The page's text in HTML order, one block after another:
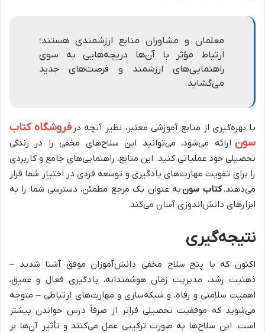
معلمان و مشاوران منابع ارزشمندی هستند؛
ارتباط مؤثر با آن‌ها دریچه‌هایی به سوی
راهنمایی‌های ارزشمند و فرصت‌های جدید
می‌گشاید.
با بهره‌گیری از منابع آموزشی معتبر، نظیر آنچه در فروشگاه کتاب
سون ارائه می‌شود، می‌توانید این سلاح‌های مخفی را در زندگی
تحصیلی خود عملیاتی کنید. این منابع، راهنمایی‌های جامع و کاربردی
را برای تقویت مهارت‌های یادگیری و توسعه فردی در اختیار شما قرار
می‌دهند.کتاب سونبه عنوان یک مرجع مطمئن، دسترسی شما را به
ابزارهای دانش‌اندوزی آسان می‌کند.
نتیجه‌گیری
اکنون که با پنج سلاح مخفی دانش‌آموزان موفق آشنا شدید –
ذهنیت رشد، مدیریت زمان هوشمندانه، یادگیری فعال و عمیق،
اهمیت سلامتی و رفاه، و شبکه‌سازی و مهارت‌های ارتباطی – متوجه
می‌شوید که موفقیت تحصیلی فراتر از صرفاً درس خواندن بیشتر
است. این سلاح‌ها به صورت ترکیبی عمل می‌کنند و تأثیر آن‌ها بر